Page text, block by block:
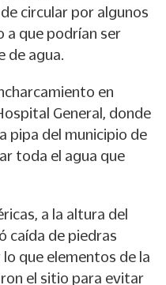
circular por algunos
a que podrían ser
de agua.
en
General, donde
pipa del municipio de
toda el agua que
a la altura del
caída de piedras
que elementos de la
el sitio para evitar